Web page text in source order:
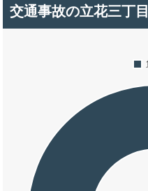
交通事故の立花三丁